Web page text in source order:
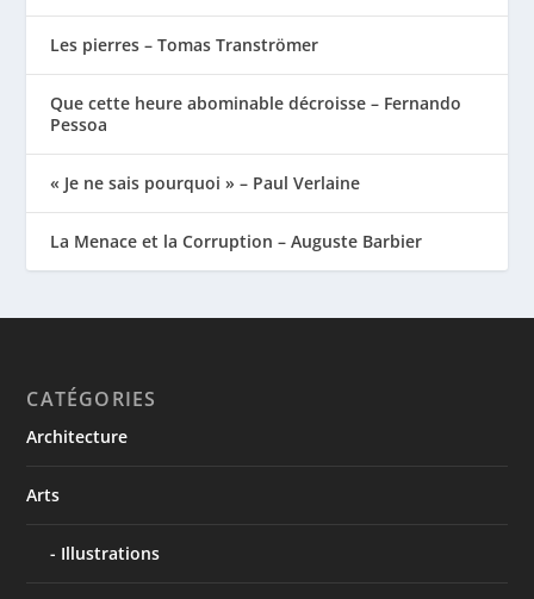
Les pierres – Tomas Tranströmer
Que cette heure abominable décroisse – Fernando
Pessoa
« Je ne sais pourquoi » – Paul Verlaine
La Menace et la Corruption – Auguste Barbier
CATÉGORIES
Architecture
Arts
Illustrations